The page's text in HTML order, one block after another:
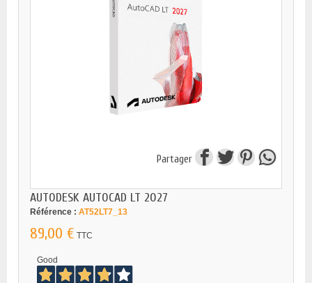
Partager
AUTODESK AUTOCAD LT 2027
Référence : AT52LT7_13
89,00 € TTC
Good